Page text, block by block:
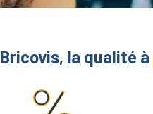
Bricovis, la qualité à